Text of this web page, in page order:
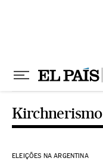
Kirchnerismo
ELEIÇÕES NA ARGENTINA